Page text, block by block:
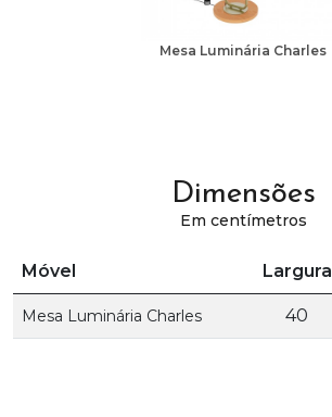
Mesa Luminária Charles
Dimensões
Em centímetros
Móvel Largura
Mesa Luminária Charles 40